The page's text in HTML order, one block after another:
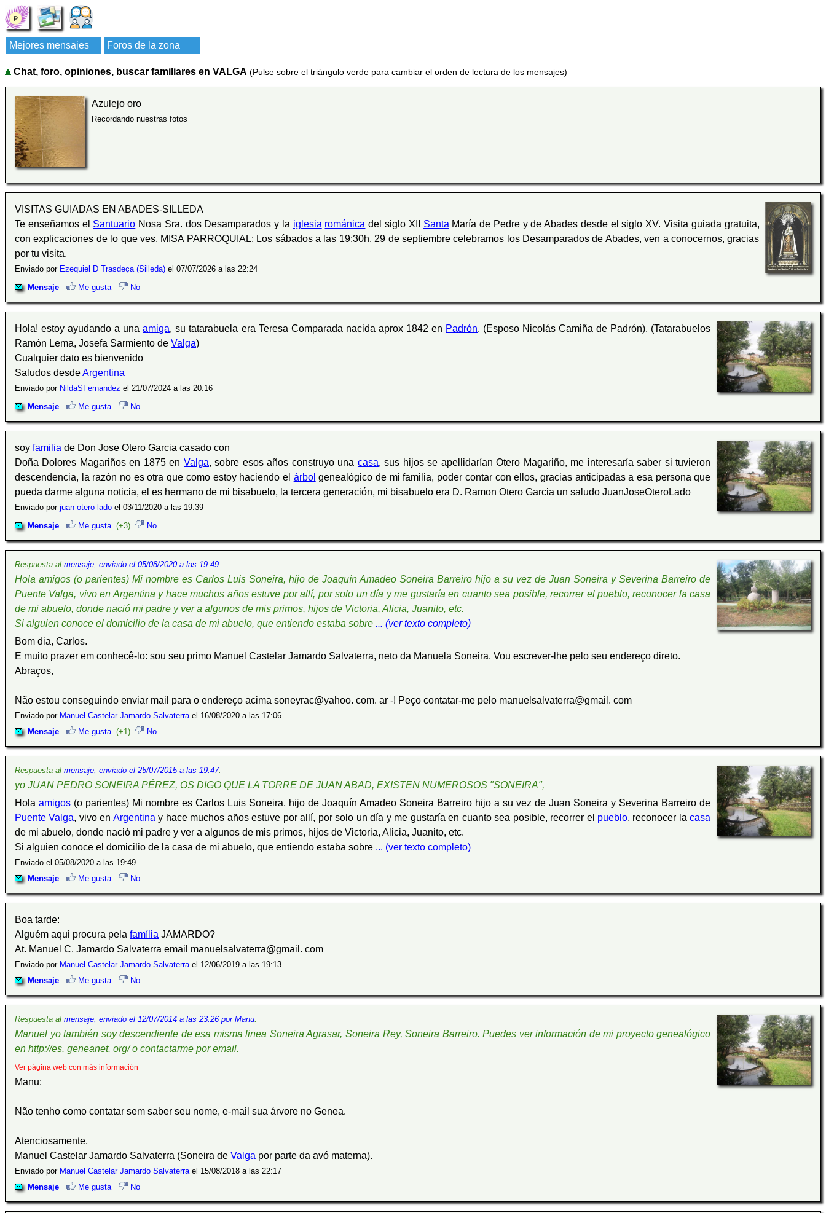
Mejores mensajes Foros de la zona
Chat, foro, opiniones, buscar familiares en VALGA (Pulse sobre el triángulo verde para cambiar el orden de lectura de los mensajes)
Azulejo oro
Recordando nuestras fotos
VISITAS GUIADAS EN ABADES-SILLEDA
Te enseñamos el Santuario Nosa Sra. dos Desamparados y la iglesia románica del siglo XII Santa María de Pedre y de Abades desde el siglo XV. Visita guiada gratuita,
con explicaciones de lo que ves. MISA PARROQUIAL: Los sábados a las 19:30h. 29 de septiembre celebramos los Desamparados de Abades, ven a conocernos, gracias
por tu visita.
Enviado por Ezequiel D Trasdeça (Silleda) el 07/07/2026 a las 22:24
Mensaje
Me gusta No
Hola! estoy ayudando a unaamiga, su tatarabuela era Teresa Comparada nacida aprox 1842 en Padrón. (Esposo Nicolás Camiña de Padrón). (Tatarabuelos
Ramón Lema, Josefa Sarmiento de Valga)
Cualquier dato es bienvenido
Saludos desdeArgentina
Enviado por NildaSFernandez el 21/07/2024 a las 20:16
Mensaje
Me gusta No
soy familia de Don Jose Otero Garcia casado con
Doña Dolores Magariños en 1875 en Valga, sobre esos años construyo una casa, sus hijos se apellidarían Otero Magariño, me interesaría saber si tuvieron
descendencia, la razón no es otra que como estoy haciendo el árbol genealógico de mi familia, poder contar con ellos, gracias anticipadas a esa persona que
pueda darme alguna noticia, el es hermano de mi bisabuelo, la tercera generación, mi bisabuelo era D. Ramon Otero Garcia un saludo JuanJoseOteroLado
Enviado por juan otero lado el 03/11/2020 a las 19:39
Mensaje
Me gusta (+3) No
Respuesta al mensaje, enviado el 05/08/2020 a las 19:49:
Hola amigos (o parientes) Mi nombre es Carlos Luis Soneira, hijo de Joaquín Amadeo Soneira Barreiro hijo a su vez de Juan Soneira y Severina Barreiro de
Puente Valga, vivo en Argentina y hace muchos años estuve por allí, por solo un día y me gustaría en cuanto sea posible, recorrer el pueblo, reconocer la casa
de mi abuelo, donde nació mi padre y ver a algunos de mis primos, hijos de Victoria, Alicia, Juanito, etc.
Si alguien conoce el domicilio de la casa de mi abuelo, que entiendo estaba sobre ... (ver texto completo)
Bom dia, Carlos.
E muito prazer em conhecê-lo: sou seu primo Manuel Castelar Jamardo Salvaterra, neto da Manuela Soneira. Vou escrever-lhe pelo seu endereço direto.
Abraços,
Não estou conseguindo enviar mail para o endereço acima soneyrac@yahoo. com. ar -! Peço contatar-me pelo manuelsalvaterra@gmail. com
Enviado por Manuel Castelar Jamardo Salvaterrael 16/08/2020 a las 17:06
Mensaje
Me gusta (+1) No
Respuesta al mensaje, enviado el 25/07/2015 a las 19:47:
yo JUAN PEDRO SONEIRA PÉREZ, OS DIGO QUE LA TORRE DE JUAN ABAD, EXISTEN NUMEROSOS "SONEIRA",
Holaamigos (o parientes) Mi nombre es Carlos Luis Soneira, hijo de Joaquín Amadeo Soneira Barreiro hijo a su vez de Juan Soneira y Severina Barreiro de
Puente Valga, vivo en Argentina y hace muchos años estuve por allí, por solo un día y me gustaría en cuanto sea posible, recorrer el pueblo, reconocer lacasa
de mi abuelo, donde nació mi padre y ver a algunos de mis primos, hijos de Victoria, Alicia, Juanito, etc.
Si alguien conoce el domicilio de la casa de mi abuelo, que entiendo estaba sobre ... (ver texto completo)
Enviado el 05/08/2020 a las 19:49
Mensaje
Me gusta No
Boa tarde:
Alguém aqui procura pela família JAMARDO?
At. Manuel C. Jamardo Salvaterra email manuelsalvaterra@gmail. com
Enviado por Manuel Castelar Jamardo Salvaterrael 12/06/2019 a las 19:13
Mensaje
Me gusta No
Respuesta al mensaje, enviado el 12/07/2014 a las 23:26 por Manu:
Manuel yo también soy descendiente de esa misma linea Soneira Agrasar, Soneira Rey, Soneira Barreiro. Puedes ver información de mi proyecto genealógico
en http://es. geneanet. org/ o contactarme por email.
Ver página web con más información
Manu:
Não tenho como contatar sem saber seu nome, e-mail sua árvore no Genea.
Atenciosamente,
Manuel Castelar Jamardo Salvaterra (Soneira de Valga por parte da avó materna).
Enviado por Manuel Castelar Jamardo Salvaterrael 15/08/2018 a las 22:17
Mensaje
Me gusta No